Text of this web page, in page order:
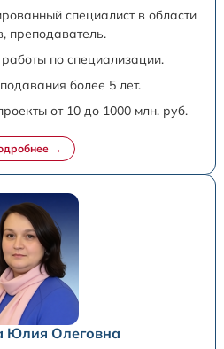
специалист в области
преподаватель.
по специализации.
более 5 лет.
от 10 до 1000 млн. руб.
Юлия Олеговна